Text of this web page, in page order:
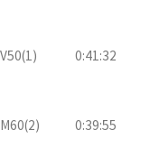
V50(1) 0:41:32
M60(2) 0:39:55